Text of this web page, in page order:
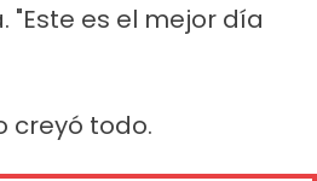
"Este es el mejor día
creyó todo.